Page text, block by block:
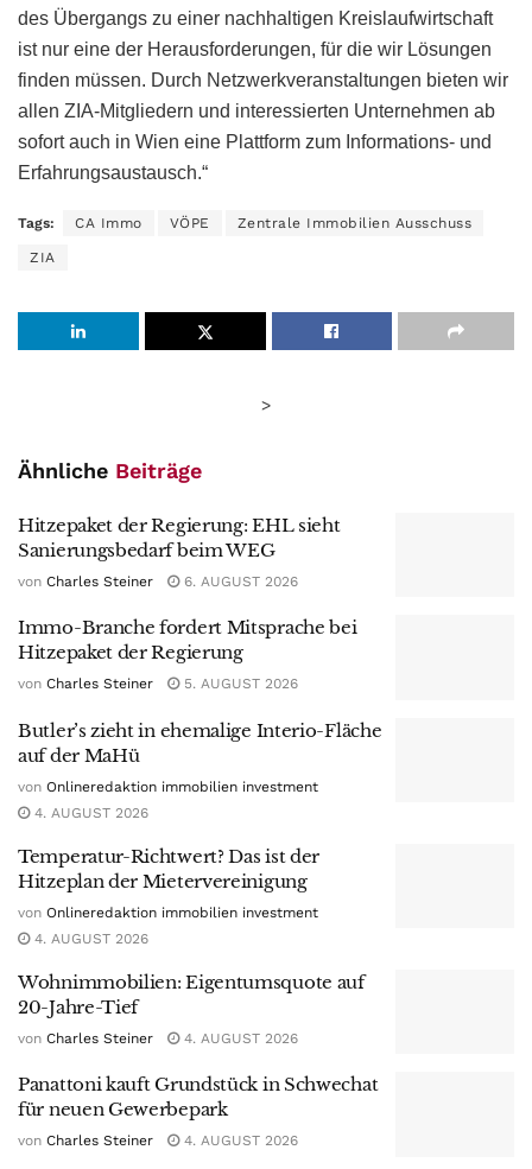
des Übergangs zu einer nachhaltigen Kreislaufwirtschaft
ist nur eine der Herausforderungen, für die wir Lösungen
finden müssen. Durch Netzwerkveranstaltungen bieten wir
allen ZIA-Mitgliedern und interessierten Unternehmen ab
sofort auch in Wien eine Plattform zum Informations- und
Erfahrungsaustausch.“
Tags: CA Immo VÖPE Zentrale Immobilien Ausschuss
ZIA
>
Ähnliche Beiträge
Hitzepaket der Regierung: EHL sieht
Sanierungsbedarf beim WEG
von Charles Steiner 6. AUGUST 2026
Immo-Branche fordert Mitsprache bei
Hitzepaket der Regierung
von Charles Steiner 5. AUGUST 2026
Butler’s zieht in ehemalige Interio-Fläche
auf der MaHü
von Onlineredaktion immobilien investment
4. AUGUST 2026
Temperatur-Richtwert? Das ist der
Hitzeplan der Mietervereinigung
von Onlineredaktion immobilien investment
4. AUGUST 2026
Wohnimmobilien: Eigentumsquote auf
20-Jahre-Tief
von Charles Steiner 4. AUGUST 2026
Panattoni kauft Grundstück in Schwechat
für neuen Gewerbepark
von Charles Steiner 4. AUGUST 2026